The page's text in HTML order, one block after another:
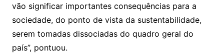
vão significar importantes consequências para a
sociedade, do ponto de vista da sustentabilidade,
serem tomadas dissociadas do quadro geral do
país”, pontuou.